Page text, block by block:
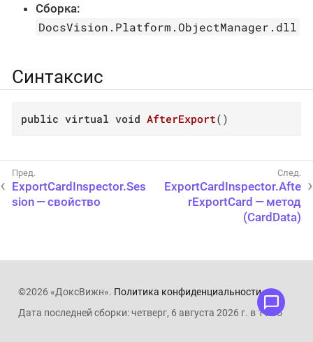
Сборка:
DocsVision.Platform.ObjectManager.dll
Синтаксис
public virtual void AfterExport( )
ExportCardInspector.Ses
sion — свойство
ExportCardInspector.Afte
rExportCard — метод
(CardData)
©2026 «ДоксВижн». Политика конфиденциальности.
Дата последней сборки: четверг, 6 августа 2026 г. в 11:05